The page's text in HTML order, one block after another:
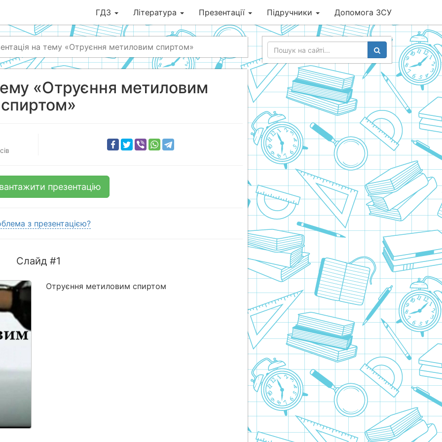
ГДЗ Література Презентації Підручники Допомога ЗСУ
на тему «Отруєння метиловим спиртом»
«Отруєння метиловим
спиртом»
презентацію
з презентацією?
Слайд #1
Отруєння метиловим спиртом